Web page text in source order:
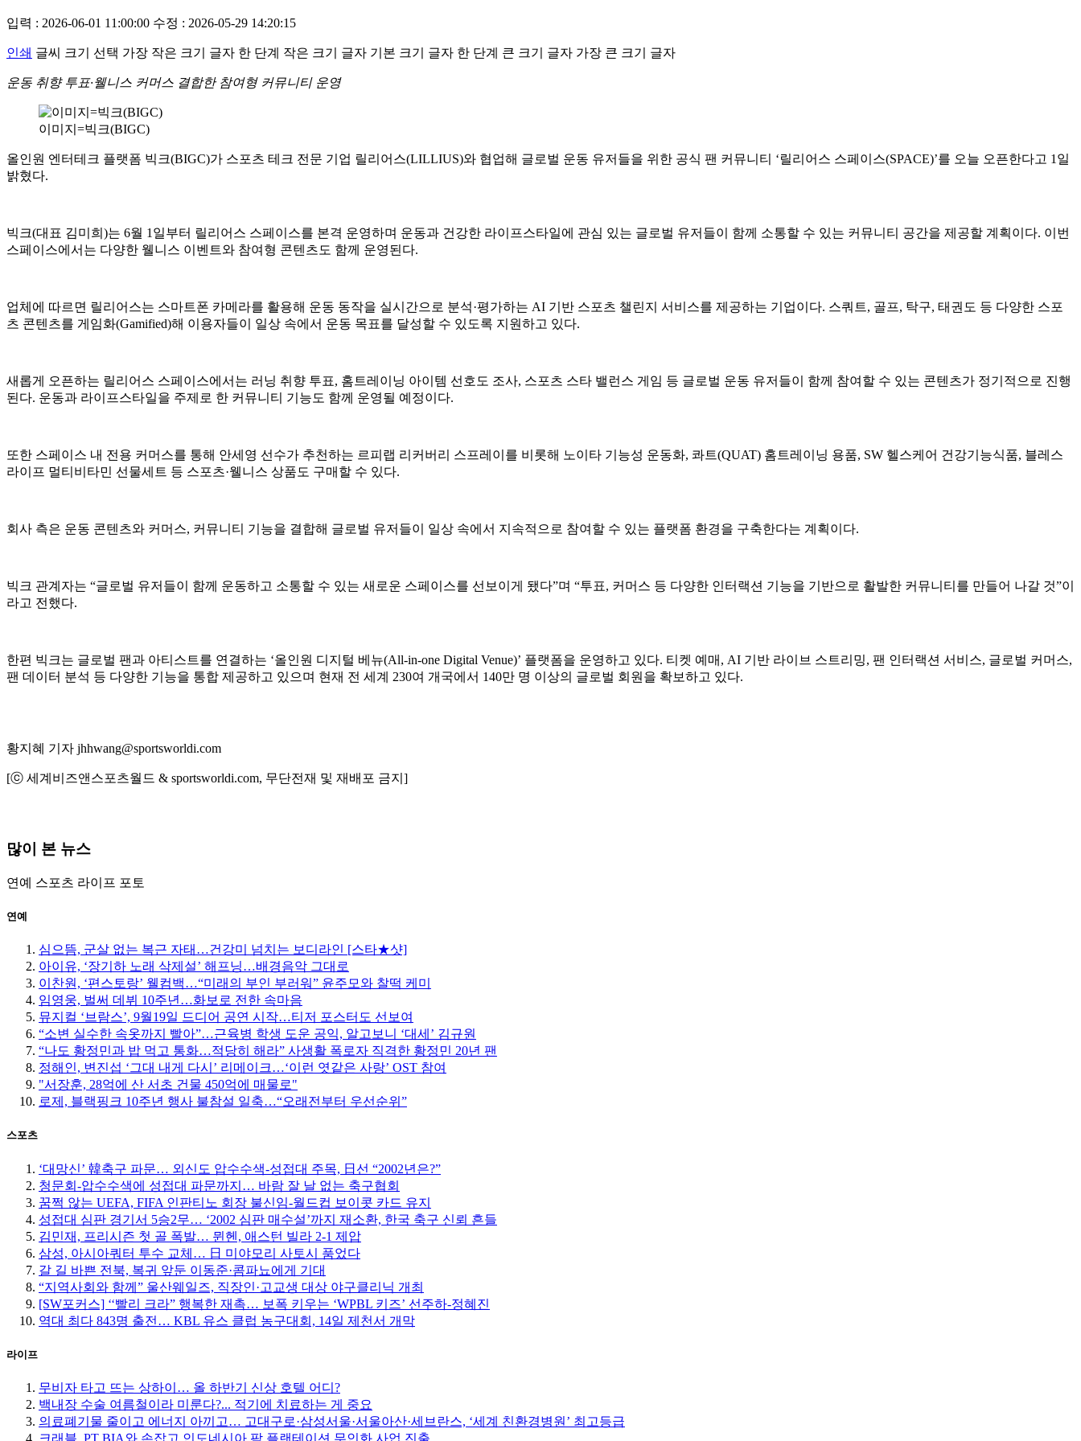
입력 : 2026-06-01 11:00:00 수정 : 2026-05-29 14:20:15
인쇄 글씨 크기 선택 가장 작은 크기 글자 한 단계 작은 크기 글자 기본 크기 글자 한 단계 큰 크기 글자 가장 큰 크기 글자
운동 취향 투표·웰니스 커머스 결합한 참여형 커뮤니티 운영
이미지=빅크(BIGC)
올인원 엔터테크 플랫폼 빅크(BIGC)가 스포츠 테크 전문 기업 릴리어스(LILLIUS)와 협업해 글로벌 운동 유저들을 위한 공식 팬 커뮤니티 ‘릴리어스 스페이스(SPACE)’를 오늘 오픈한다고 1일
밝혔다.
빅크(대표 김미희)는 6월 1일부터 릴리어스 스페이스를 본격 운영하며 운동과 건강한 라이프스타일에 관심 있는 글로벌 유저들이 함께 소통할 수 있는 커뮤니티 공간을 제공할 계획이다. 이번
스페이스에서는 다양한 웰니스 이벤트와 참여형 콘텐츠도 함께 운영된다.
업체에 따르면 릴리어스는 스마트폰 카메라를 활용해 운동 동작을 실시간으로 분석·평가하는 AI 기반 스포츠 챌린지 서비스를 제공하는 기업이다. 스쿼트, 골프, 탁구, 태권도 등 다양한 스포
츠 콘텐츠를 게임화(Gamified)해 이용자들이 일상 속에서 운동 목표를 달성할 수 있도록 지원하고 있다.
새롭게 오픈하는 릴리어스 스페이스에서는 러닝 취향 투표, 홈트레이닝 아이템 선호도 조사, 스포츠 스타 밸런스 게임 등 글로벌 운동 유저들이 함께 참여할 수 있는 콘텐츠가 정기적으로 진행
된다. 운동과 라이프스타일을 주제로 한 커뮤니티 기능도 함께 운영될 예정이다.
또한 스페이스 내 전용 커머스를 통해 안세영 선수가 추천하는 르피랩 리커버리 스프레이를 비롯해 노이타 기능성 운동화, 콰트(QUAT) 홈트레이닝 용품, SW 헬스케어 건강기능식품, 블레스
라이프 멀티비타민 선물세트 등 스포츠·웰니스 상품도 구매할 수 있다.
회사 측은 운동 콘텐츠와 커머스, 커뮤니티 기능을 결합해 글로벌 유저들이 일상 속에서 지속적으로 참여할 수 있는 플랫폼 환경을 구축한다는 계획이다.
빅크 관계자는 “글로벌 유저들이 함께 운동하고 소통할 수 있는 새로운 스페이스를 선보이게 됐다”며 “투표, 커머스 등 다양한 인터랙션 기능을 기반으로 활발한 커뮤니티를 만들어 나갈 것”이
라고 전했다.
한편 빅크는 글로벌 팬과 아티스트를 연결하는 ‘올인원 디지털 베뉴(All-in-one Digital Venue)’ 플랫폼을 운영하고 있다. 티켓 예매, AI 기반 라이브 스트리밍, 팬 인터랙션 서비스, 글로벌 커머스,
팬 데이터 분석 등 다양한 기능을 통합 제공하고 있으며 현재 전 세계 230여 개국에서 140만 명 이상의 글로벌 회원을 확보하고 있다.
황지혜 기자 jhhwang@sportsworldi.com
[ⓒ 세계비즈앤스포츠월드 & sportsworldi.com, 무단전재 및 재배포 금지]
많이 본 뉴스
연예 스포츠 라이프 포토
연예
심으뜸, 군살 없는 복근 자태…건강미 넘치는 보디라인 [스타★샷]
아이유, ‘장기하 노래 삭제설’ 해프닝…배경음악 그대로
이찬원, ‘편스토랑’ 웰컴백…“미래의 부인 부러워” 윤주모와 찰떡 케미
임영웅, 벌써 데뷔 10주년…화보로 전한 속마음
뮤지컬 ‘브람스’, 9월19일 드디어 공연 시작…티저 포스터도 선보여
“소변 실수한 속옷까지 빨아”…근육병 학생 도운 공익, 알고보니 ‘대세’ 김규원
“나도 황정민과 밥 먹고 통화…적당히 해라” 사생활 폭로자 직격한 황정민 20년 팬
정해인, 변진섭 ‘그대 내게 다시’ 리메이크…‘이런 엿같은 사랑’ OST 참여
"서장훈, 28억에 산 서초 건물 450억에 매물로"
로제, 블랙핑크 10주년 행사 불참설 일축…“오래전부터 우선순위”
스포츠
‘대망신’ 韓축구 파문… 외신도 압수수색-성접대 주목, 日선 “2002년은?”
청문회-압수수색에 성접대 파문까지… 바람 잘 날 없는 축구협회
꿈쩍 않는 UEFA, FIFA 인판티노 회장 불신임-월드컵 보이콧 카드 유지
성접대 심판 경기서 5승2무… ‘2002 심판 매수설’까지 재소환, 한국 축구 신뢰 흔들
김민재, 프리시즌 첫 골 폭발… 뮌헨, 애스턴 빌라 2-1 제압
삼성, 아시아쿼터 투수 교체… 日 미야모리 사토시 품었다
갈 길 바쁜 전북, 복귀 앞둔 이동준·콤파뇨에게 기대
“지역사회와 함께” 울산웨일즈, 직장인·고교생 대상 야구클리닉 개최
[SW포커스] ‘‘빨리 크라” 행복한 재촉… 보폭 키우는 ‘WPBL 키즈’ 선주하-정혜진
역대 최다 843명 출전… KBL 유스 클럽 농구대회, 14일 제천서 개막
라이프
무비자 타고 뜨는 상하이… 올 하반기 신상 호텔 어디?
백내장 수술 여름철이라 미룬다?... 적기에 치료하는 게 중요
의료폐기물 줄이고 에너지 아끼고… 고대구로·삼성서울·서울아산·세브란스, ‘세계 친환경병원’ 최고등급
크래블, PT BIA와 손잡고 인도네시아 팜 플랜테이션 무인화 사업 진출